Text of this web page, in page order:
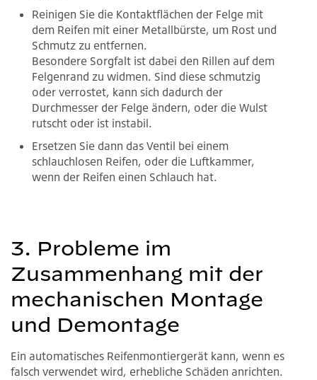
Reinigen Sie die Kontaktflächen der Felge mit
dem Reifen mit einer Metallbürste, um Rost und
Schmutz zu entfernen.
Besondere Sorgfalt ist dabei den Rillen auf dem
Felgenrand zu widmen. Sind diese schmutzig
oder verrostet, kann sich dadurch der
Durchmesser der Felge ändern, oder die Wulst
rutscht oder ist instabil.
Ersetzen Sie dann das Ventil bei einem
schlauchlosen Reifen, oder die Luftkammer,
wenn der Reifen einen Schlauch hat.
3. Probleme im
Zusammenhang mit der
mechanischen Montage
und Demontage
Ein automatisches Reifenmontiergerät kann, wenn es
falsch verwendet wird, erhebliche Schäden anrichten.